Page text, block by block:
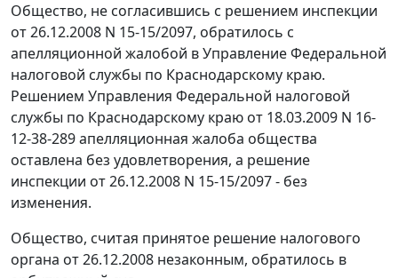
Общество, не согласившись с решением инспекции
от 26.12.2008 N 15-15/2097, обратилось с
апелляционной жалобой в Управление Федеральной
налоговой службы по Краснодарскому краю.
Решением Управления Федеральной налоговой
службы по Краснодарскому краю от 18.03.2009 N 16-
12-38-289 апелляционная жалоба общества
оставлена без удовлетворения, а решение
инспекции от 26.12.2008 N 15-15/2097 - без
изменения.
Общество, считая принятое решение налогового
органа от 26.12.2008 незаконным, обратилось в